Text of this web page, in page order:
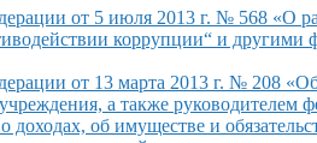
от 5 июля 2013 г. № 568 «О
коррупции“ и другими
от 13 марта 2013 г. № 208
а также
доходах, об имуществе и